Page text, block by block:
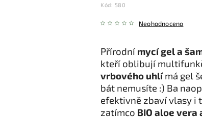
Kód: 580
Neohodnoceno
Přírodní mycí gel a
kteří oblibují
vrbového uhlímá gel
bát nemusíte :) Ba
efektivně zbaví vlasy i
zatímco BIO aloe vera